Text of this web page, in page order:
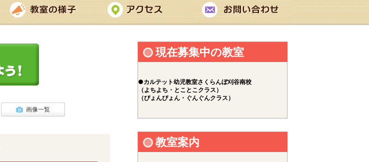
画像一覧
現在募集中の教室
●カルテット幼児教室さくらんぼ刈谷南校
（よちよち・とことこクラス）
（ぴょんぴょん・ぐんぐんクラス）
教室案内